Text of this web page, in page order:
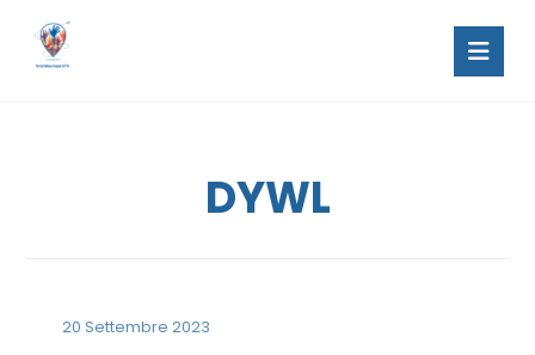
DYWL
20 Settembre 2023